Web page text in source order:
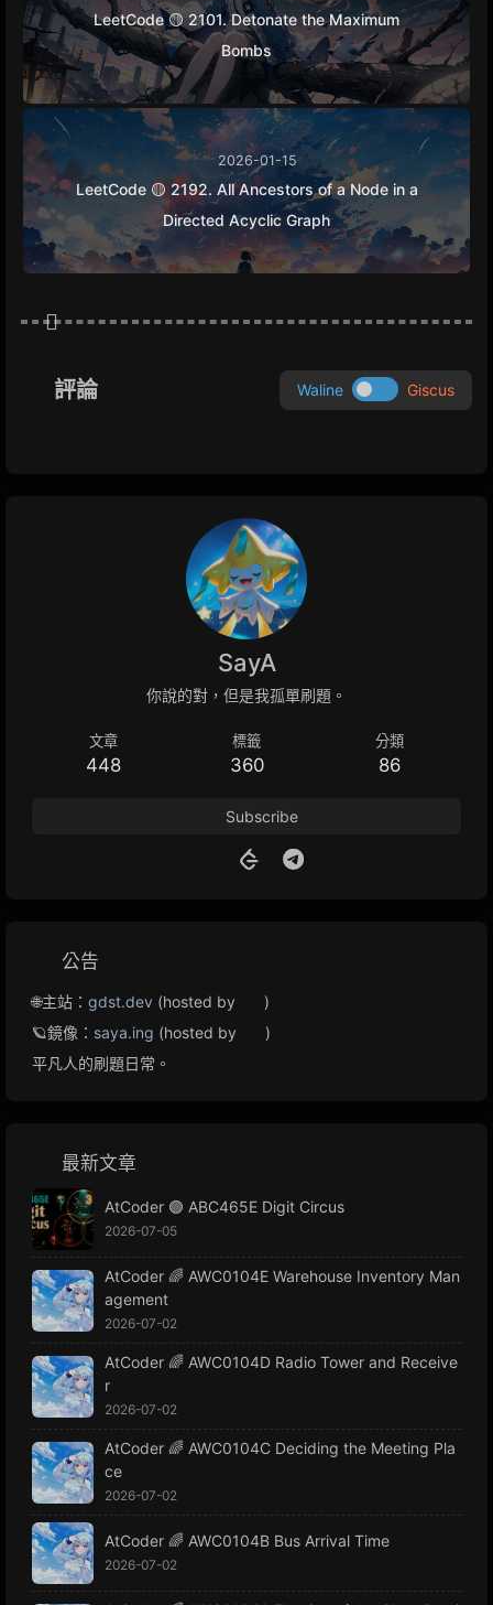
LeetCode 🟡 2101. Detonate the Maximum
Bombs
2026-01-15
LeetCode 🟡 2192. All Ancestors of a Node in a
Directed Acyclic Graph
評論 Waline Giscus
SayA
你說的對，但是我孤單刷題。
文章
448
標籤
360
分類
86
Subscribe
公告
🌐主站： gdst.dev (hosted by
)
🪐鏡像： saya.ing (hosted by
)
平凡人的刷題日常。
最新文章
AtCoder 🟢 ABC465E Digit Circus
2026-07-05
AtCoder 🌈 AWC0104E Warehouse Inventory Man
agement
2026-07-02
AtCoder 🌈 AWC0104D Radio Tower and Receive
r
2026-07-02
AtCoder 🌈 AWC0104C Deciding the Meeting Pla
ce
2026-07-02
AtCoder 🌈 AWC0104B Bus Arrival Time
2026-07-02